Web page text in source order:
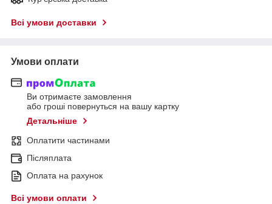
Всі умови доставки
Умови оплати
Ви отримаєте замовлення
або гроші повернуться на вашу картку
Детальніше
Оплатити частинами
Післяплата
Оплата на рахунок
Всі умови оплати